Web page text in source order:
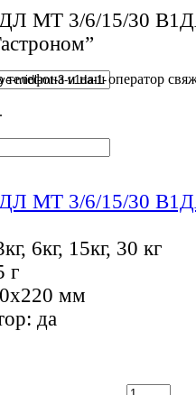
МТ 3/6/15/30
и наш оператор
МТ 3/6/15/30
6кг, 15кг, 30 кг
г
мм
да